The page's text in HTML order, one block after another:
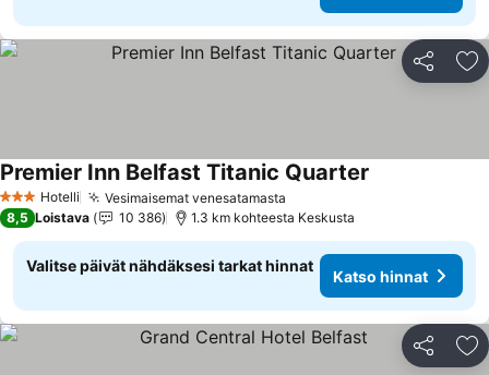
Jaa
3 Tähtiluokitus
Hotelli Vesimaisemat venesatamasta
Premier Inn Belfast Titanic Quarter
8,5 Loistava 10 386 1.3 km kohteesta Keskusta
Valitse päivät nähdäksesi tarkat hinnat
Katso hinnat
Jaa